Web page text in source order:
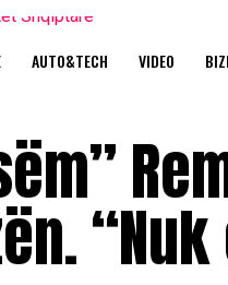
AUTO&TECH VIDEO